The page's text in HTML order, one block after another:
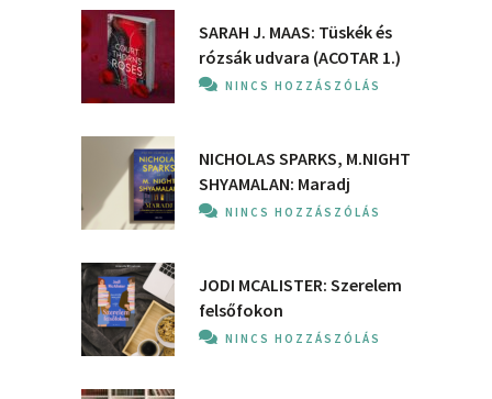
SARAH J. MAAS: Tüskék és
rózsák udvara (ACOTAR 1.)
NINCS HOZZÁSZÓLÁS
NICHOLAS SPARKS, M.NIGHT
SHYAMALAN: Maradj
NINCS HOZZÁSZÓLÁS
JODI MCALISTER: Szerelem
felsőfokon
NINCS HOZZÁSZÓLÁS